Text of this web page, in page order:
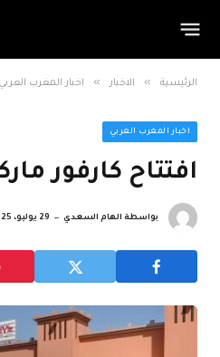
الرئيسية » الاخبار » اخبار المغرب العربي
اخبار المغرب العربي
افتتاح كارفور
بواسطة الهام السعدي 29 يوليو، 2025